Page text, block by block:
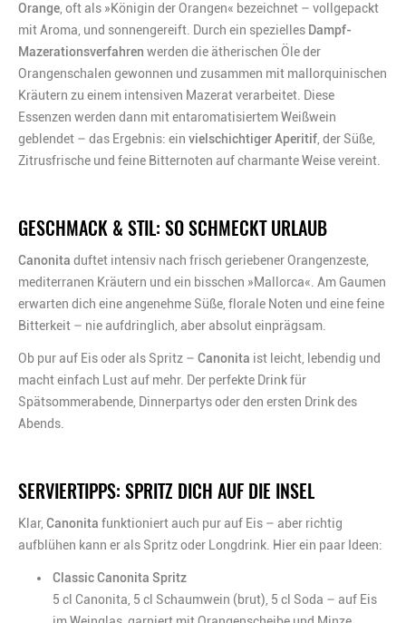
Orange , oft als »Königin der Orangen« bezeichnet – vollgepackt
mit Aroma, und sonnengereift. Durch ein spezielles Dampf-
Mazerationsverfahren werden die ätherischen Öle der
Orangenschalen gewonnen und zusammen mit mallorquinischen
Kräutern zu einem intensiven Mazerat verarbeitet. Diese
Essenzen werden dann mit entaromatisiertem Weißwein
geblendet – das Ergebnis: ein vielschichtiger Aperitif , der Süße,
Zitrusfrische und feine Bitternoten auf charmante Weise vereint.
GESCHMACK & STIL: SO SCHMECKT URLAUB
Canonita duftet intensiv nach frisch geriebener Orangenzeste,
mediterranen Kräutern und ein bisschen »Mallorca«. Am Gaumen
erwarten dich eine angenehme Süße, florale Noten und eine feine
Bitterkeit – nie aufdringlich, aber absolut einprägsam.
Ob pur auf Eis oder als Spritz – Canonita ist leicht, lebendig und
macht einfach Lust auf mehr. Der perfekte Drink für
Spätsommerabende, Dinnerpartys oder den ersten Drink des
Abends.
SERVIERTIPPS: SPRITZ DICH AUF DIE INSEL
Klar, Canonita funktioniert auch pur auf Eis – aber richtig
aufblühen kann er als Spritz oder Longdrink. Hier ein paar Ideen:
Classic Canonita Spritz
5 cl Canonita, 5 cl Schaumwein (brut), 5 cl Soda – auf Eis